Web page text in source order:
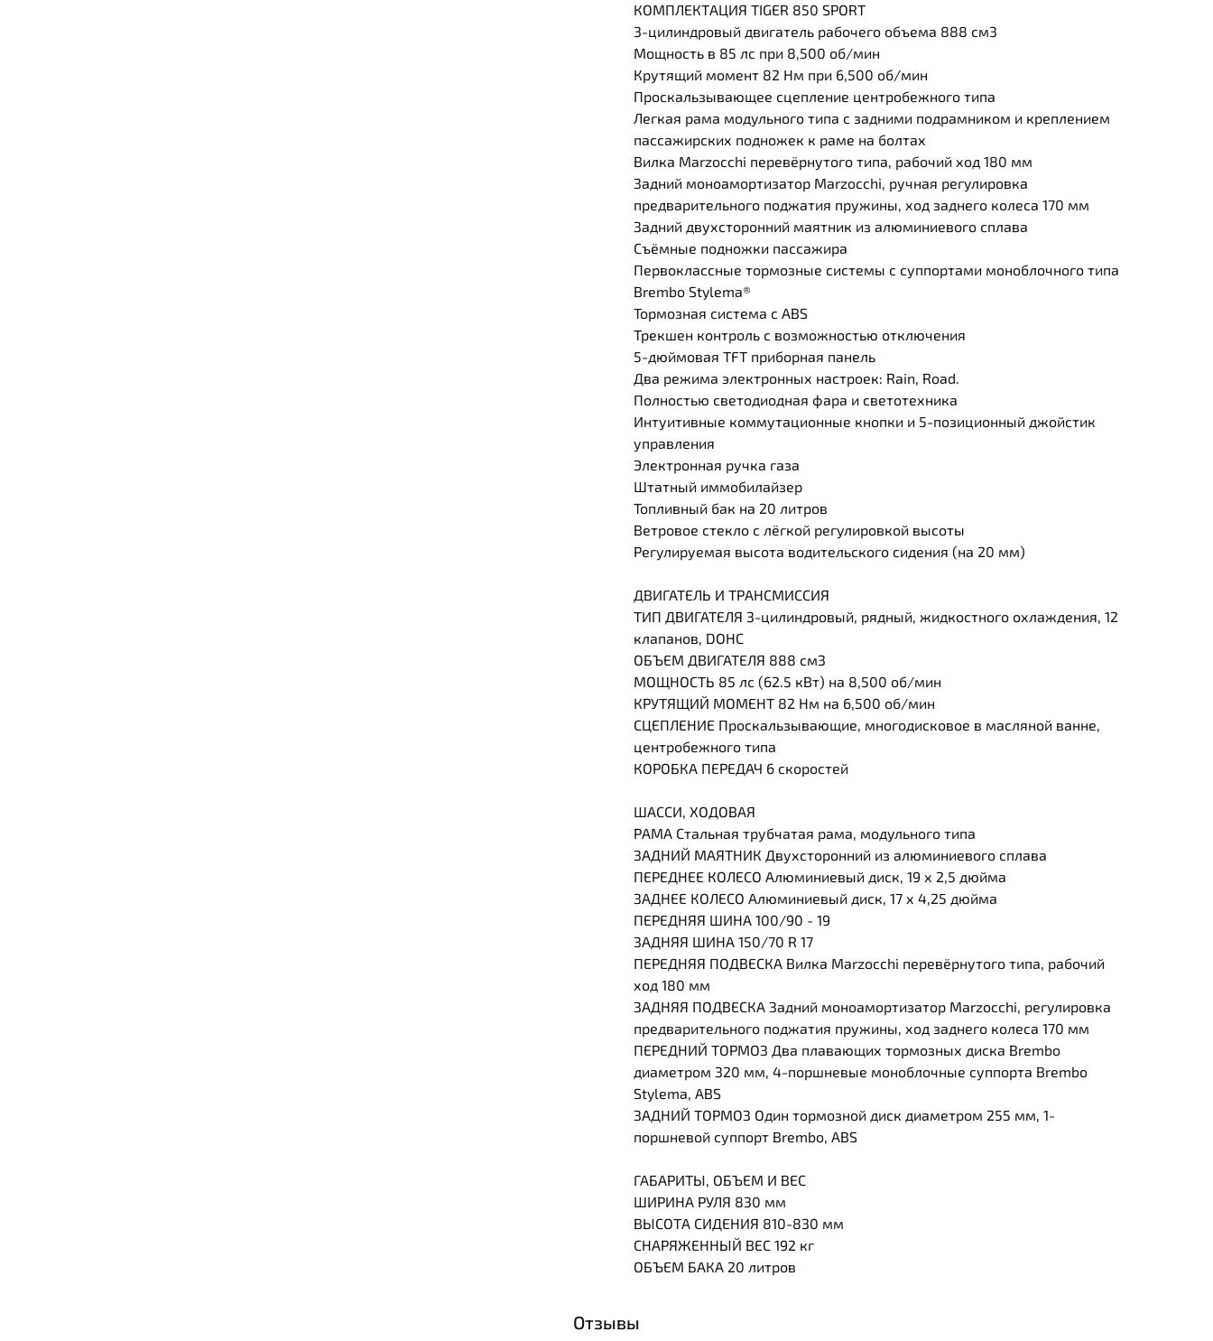
КОМПЛЕКТАЦИЯ TIGER 850 SPORT
3-цилиндровый двигатель рабочего объема 888 см3
Мощность в 85 лс при 8,500 об/мин
Крутящий момент 82 Нм при 6,500 об/мин
Проскальзывающее сцепление центробежного типа
Легкая рама модульного типа с задними подрамником и креплением
пассажирских подножек к раме на болтах
Вилка Marzocchi перевёрнутого типа, рабочий ход 180 мм
Задний моноамортизатор Marzocchi, ручная регулировка
предварительного поджатия пружины, ход заднего колеса 170 мм
Задний двухсторонний маятник из алюминиевого сплава
Съёмные подножки пассажира
Первоклассные тормозные системы с суппортами моноблочного типа
Brembo Stylema®
Тормозная система с ABS
Трекшен контроль с возможностью отключения
5-дюймовая TFT приборная панель
Два режима электронных настроек: Rain, Road.
Полностью светодиодная фара и светотехника
Интуитивные коммутационные кнопки и 5-позиционный джойстик
управления
Электронная ручка газа
Штатный иммобилайзер
Топливный бак на 20 литров
Ветровое стекло с лёгкой регулировкой высоты
Регулируемая высота водительского сидения (на 20 мм)
ДВИГАТЕЛЬ И ТРАНСМИССИЯ
ТИП ДВИГАТЕЛЯ 3-цилиндровый, рядный, жидкостного охлаждения, 12
клапанов, DOHC
ОБЪЕМ ДВИГАТЕЛЯ 888 см3
МОЩНОСТЬ 85 лс (62.5 кВт) на 8,500 об/мин
КРУТЯЩИЙ МОМЕНТ 82 Нм на 6,500 об/мин
СЦЕПЛЕНИЕ Проскальзывающие, многодисковое в масляной ванне,
центробежного типа
КОРОБКА ПЕРЕДАЧ 6 скоростей
ШАССИ, ХОДОВАЯ
РАМА Стальная трубчатая рама, модульного типа
ЗАДНИЙ МАЯТНИК Двухсторонний из алюминиевого сплава
ПЕРЕДНЕЕ КОЛЕСО Алюминиевый диск, 19 х 2,5 дюйма
ЗАДНЕЕ КОЛЕСО Алюминиевый диск, 17 х 4,25 дюйма
ПЕРЕДНЯЯ ШИНА 100/90 - 19
ЗАДНЯЯ ШИНА 150/70 R 17
ПЕРЕДНЯЯ ПОДВЕСКА Вилка Marzocchi перевёрнутого типа, рабочий
ход 180 мм
ЗАДНЯЯ ПОДВЕСКА Задний моноамортизатор Marzocchi, регулировка
предварительного поджатия пружины, ход заднего колеса 170 мм
ПЕРЕДНИЙ ТОРМОЗ Два плавающих тормозных диска Brembo
диаметром 320 мм, 4-поршневые моноблочные суппорта Brembo
Stylema, ABS
ЗАДНИЙ ТОРМОЗ Один тормозной диск диаметром 255 мм, 1-
поршневой суппорт Brembo, ABS
ГАБАРИТЫ, ОБЪЕМ И ВЕС
ШИРИНА РУЛЯ 830 мм
ВЫСОТА СИДЕНИЯ 810-830 мм
СНАРЯЖЕННЫЙ ВЕС 192 кг
ОБЪЕМ БАКА 20 литров
Отзывы